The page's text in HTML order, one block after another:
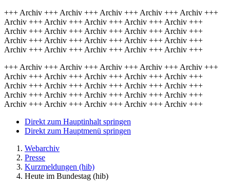
+++ Archiv +++ Archiv +++ Archiv +++ Archiv +++ Archiv +++
Archiv +++ Archiv +++ Archiv +++ Archiv +++ Archiv +++
Archiv +++ Archiv +++ Archiv +++ Archiv +++ Archiv +++
Archiv +++ Archiv +++ Archiv +++ Archiv +++ Archiv +++
Archiv +++ Archiv +++ Archiv +++ Archiv +++ Archiv +++
+++ Archiv +++ Archiv +++ Archiv +++ Archiv +++ Archiv +++
Archiv +++ Archiv +++ Archiv +++ Archiv +++ Archiv +++
Archiv +++ Archiv +++ Archiv +++ Archiv +++ Archiv +++
Archiv +++ Archiv +++ Archiv +++ Archiv +++ Archiv +++
Archiv +++ Archiv +++ Archiv +++ Archiv +++ Archiv +++
Direkt zum Hauptinhalt springen
Direkt zum Hauptmenü springen
Webarchiv
Presse
Kurzmeldungen (hib)
Heute im Bundestag (hib)